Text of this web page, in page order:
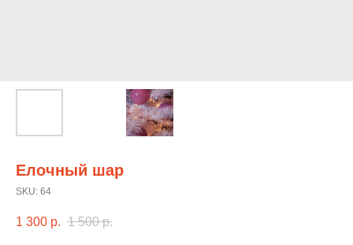
Елочный шар
SKU: 64
1 300 р. 1 500 р.